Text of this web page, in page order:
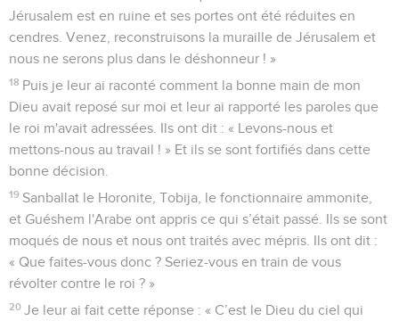
Jérusalem est en ruine et ses portes ont été réduites en
cendres. Venez, reconstruisons la muraille de Jérusalem et
nous ne serons plus dans le déshonneur ! »
18 Puis je leur ai raconté comment la bonne main de mon
Dieu avait reposé sur moi et leur ai rapporté les paroles que
le roi m'avait adressées. Ils ont dit : « Levons-nous et
mettons-nous au travail ! » Et ils se sont fortifiés dans cette
bonne décision.
19 Sanballat le Horonite, Tobija, le fonctionnaire ammonite,
et Guéshem l'Arabe ont appris ce qui s’était passé. Ils se sont
moqués de nous et nous ont traités avec mépris. Ils ont dit :
« Que faites-vous donc ? Seriez-vous en train de vous
révolter contre le roi ? »
20 Je leur ai fait cette réponse : « C’est le Dieu du ciel qui